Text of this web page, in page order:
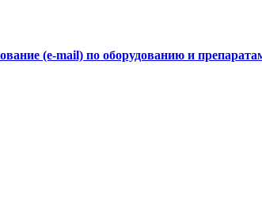
(e-mail) по оборудованию и